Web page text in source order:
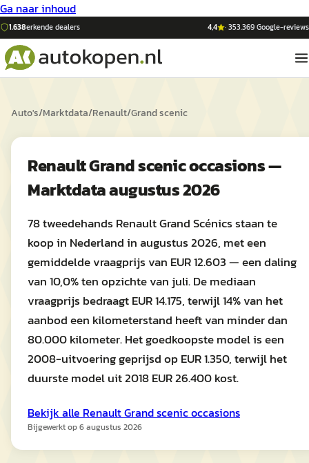
Ga naar inhoud
1.638erkende dealers 4,4 ·353.369Google-reviews
Auto's/Marktdata/Renault/Grand scenic
Renault Grand scenic occasions —
Marktdata augustus 2026
78 tweedehands Renault Grand Scénics staan te
koop in Nederland in augustus 2026, met een
gemiddelde vraagprijs van EUR 12.603 — een daling
van 10,0% ten opzichte van juli. De mediaan
vraagprijs bedraagt EUR 14.175, terwijl 14% van het
aanbod een kilometerstand heeft van minder dan
80.000 kilometer. Het goedkoopste model is een
2008-uitvoering geprijsd op EUR 1.350, terwijl het
duurste model uit 2018 EUR 26.400 kost.
Bekijk alle RenaultGrand scenicoccasions
Bijgewerkt op6 augustus 2026